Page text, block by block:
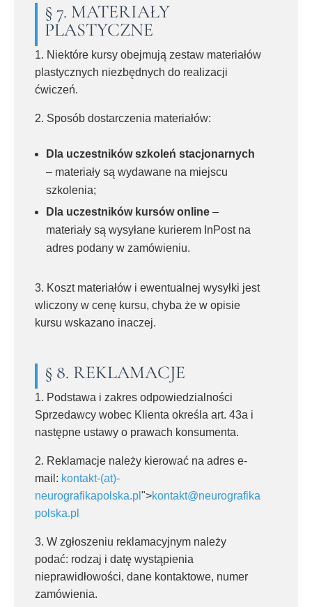
§ 7. MATERIAŁY
PLASTYCZNE
1. Niektóre kursy obejmują zestaw materiałów
plastycznych niezbędnych do realizacji
ćwiczeń.
2. Sposób dostarczenia materiałów:
Dla uczestników szkoleń stacjonarnych
– materiały są wydawane na miejscu
szkolenia;
Dla uczestników kursów online –
materiały są wysyłane kurierem InPost na
adres podany w zamówieniu.
3. Koszt materiałów i ewentualnej wysyłki jest
wliczony w cenę kursu, chyba że w opisie
kursu wskazano inaczej.
§ 8. REKLAMACJE
1. Podstawa i zakres odpowiedzialności
Sprzedawcy wobec Klienta określa art. 43a i
następne ustawy o prawach konsumenta.
2. Reklamacje należy kierować na adres e-
mail: kontakt-(at)-
neurografikapolska.pl ">kontakt@neurografika
polska.pl
3. W zgłoszeniu reklamacyjnym należy
podać: rodzaj i datę wystąpienia
nieprawidłowości, dane kontaktowe, numer
zamówienia.